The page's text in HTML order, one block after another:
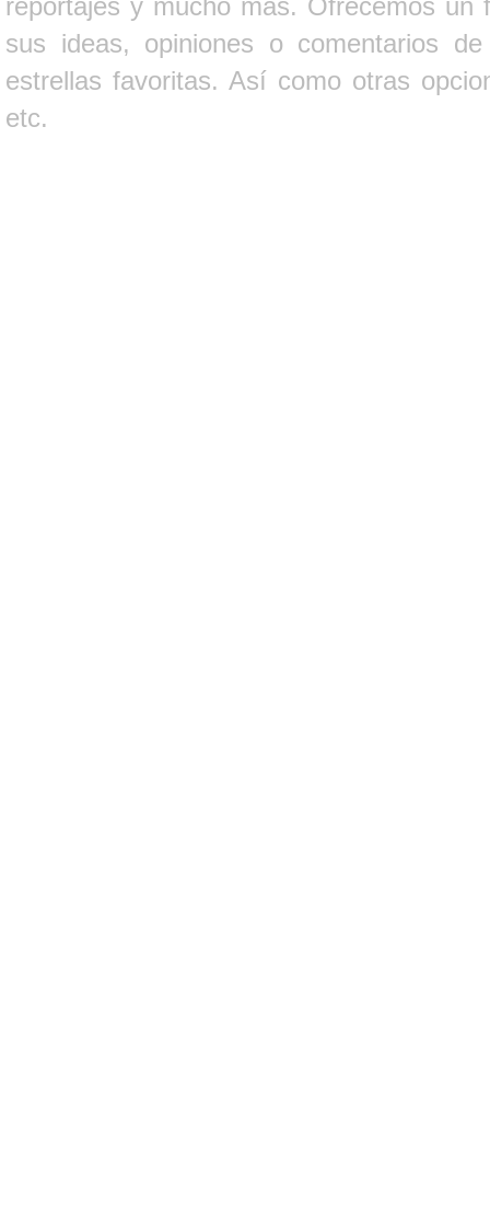
sus ideas, opiniones o comentarios
estrellas favoritas. Así como otras
etc.